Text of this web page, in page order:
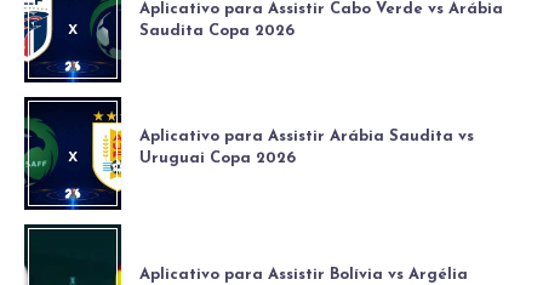
Aplicativo para Assistir Cabo Verde vs Arábia
Saudita Copa 2026
Aplicativo para Assistir Arábia Saudita vs
Uruguai Copa 2026
Aplicativo para Assistir Bolívia vs Argélia